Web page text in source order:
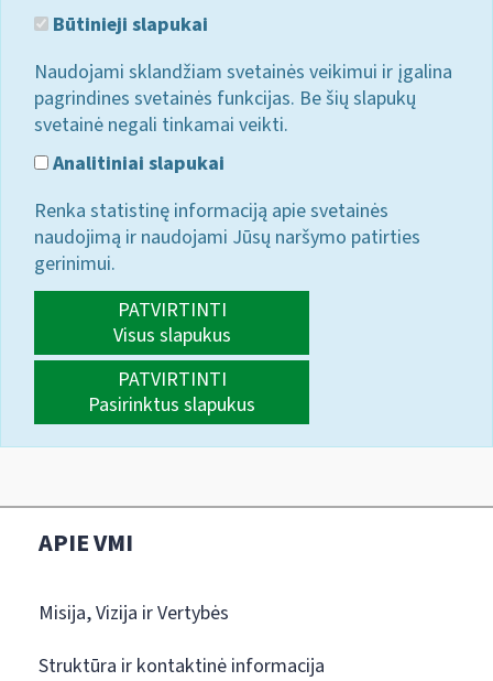
Būtinieji slapukai
Naudojami sklandžiam svetainės veikimui ir įgalina
pagrindines svetainės funkcijas. Be šių slapukų
svetainė negali tinkamai veikti.
Analitiniai slapukai
Renka statistinę informaciją apie svetainės
naudojimą ir naudojami Jūsų naršymo patirties
gerinimui.
PATVIRTINTI
Visus slapukus
PATVIRTINTI
Pasirinktus slapukus
APIE VMI
Misija, Vizija ir Vertybės
Struktūra ir kontaktinė informacija